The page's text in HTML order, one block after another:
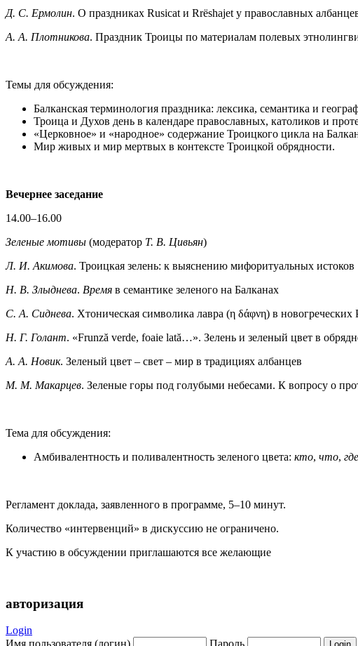
Д. С. Ермолин. О праздниках Rusicat и Rrёshajet у православных
А. А. Плотникова. Праздник Троицы по материалам полевых
Темы для обсуждения:
Балканская терминология праздника: лексика, семантика и
Троица и Духов день в календаре православных, католиков и
«Церковное» и «народное» содержание Троицкого цикла на
Мир живых и мир мертвых в контексте Троицкой обрядности.
Вечернее заседание
14.00–16.00
Зеленые мотивы (модератор Т. В. Цивьян)
Л. И. Акимова. Троицкая зелень: к выяснению мифоритуальных истоков
Н. В. Злыднева. Время в семантике зеленого на Балканах
С. А. Сиднева. Хтоническая символика лавра (η δάφνη) в новогреческих
Н. Г. Голант. «Frunză verde, foaie lată…». Зелень и зеленый цвет в
А. А. Новик. Зеленый цвет – свет – мир в традициях албанцев
М. М. Макарцев. Зеленые горы под голубыми небесами. К вопросу о
Тема для обсуждения:
Амбивалентность и поливалентность зеленого цвета: кто, что, где
Регламент доклада, заявленного в программе, 5–10 минут.
Количество «интервенций» в дискуссию не ограничено.
К участию в обсуждении приглашаются все желающие
авторизация
Login